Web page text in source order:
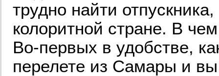
трудно найти
колоритной стране. В
Во-первых в удобстве,
перелете из Самары и